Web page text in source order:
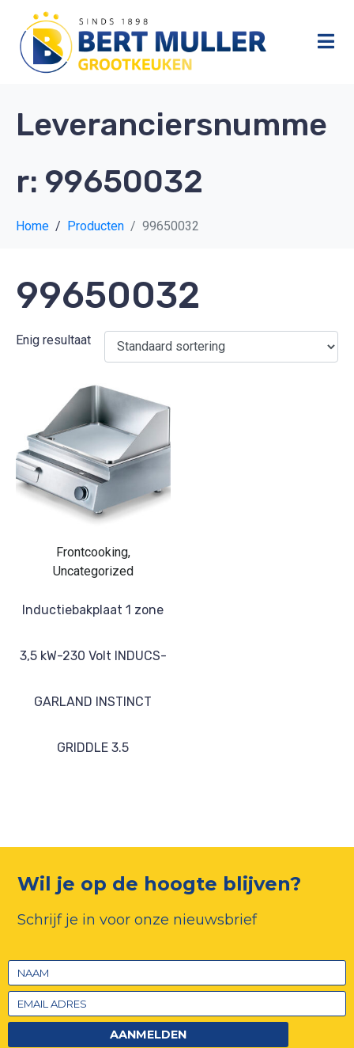
Leveranciersnumme
r: 99650032
Home Producten 99650032
99650032
Enig resultaat
Frontcooking,
Uncategorized
Inductiebakplaat 1 zone
3,5 kW-230 Volt INDUCS-
GARLAND INSTINCT
GRIDDLE 3.5
Wil je op de hoogte blijven?
Schrijf je in voor onze nieuwsbrief
AANMELDEN